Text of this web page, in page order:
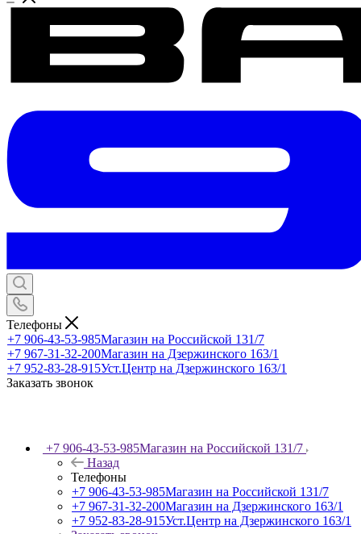
Телефоны
+7 906-43-53-985Магазин на Российской 131/7
+7 967-31-32-200Магазин на Дзержинского 163/1
+7 952-83-28-915Уст.Центр на Дзержинского 163/1
Заказать звонок
+7 906-43-53-985Магазин на Российской 131/7
Назад
Телефоны
+7 906-43-53-985Магазин на Российской 131/7
+7 967-31-32-200Магазин на Дзержинского 163/1
+7 952-83-28-915Уст.Центр на Дзержинского 163/1